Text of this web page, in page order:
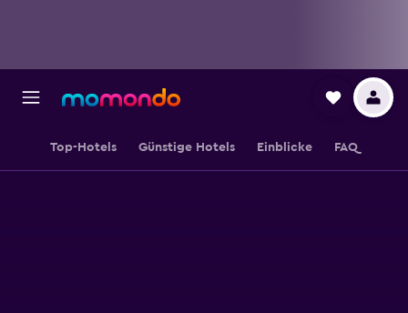
Top-Hotels Günstige Hotels Einblicke FAQ